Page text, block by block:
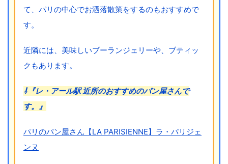
て、パリの中心でお洒落散策をするのもおすすめで
す。
近隣には、美味しいブーランジェリーや、ブティッ
クもあります。
⇩『レ・アール駅 近所のおすすめのパン屋さんで
す。』
パリのパン屋さん【LA PARISIENNE】ラ・パリジェ
ンヌ